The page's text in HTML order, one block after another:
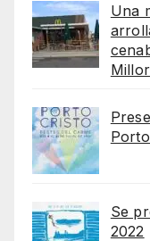
Una
Millor
Se
2022